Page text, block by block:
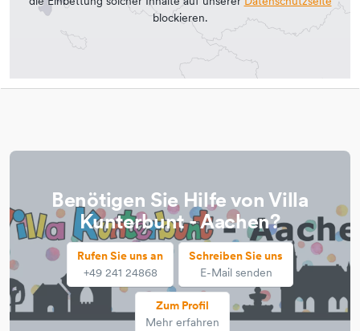
blockieren.
Benötigen Sie Hilfe von Villa
Kunterbunt - Aachen?
Rufen Sie uns an
+49 241 24868
Schreiben Sie uns
E-Mail senden
Zum Profil
Mehr erfahren